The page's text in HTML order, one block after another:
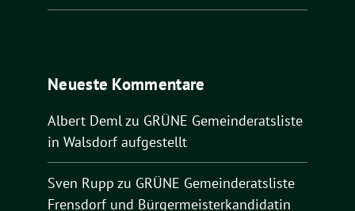
Neueste Kommentare
Albert Demlzu GRÜNE Gemeinderatsliste
in Walsdorf aufgestellt
Sven Rupp zu GRÜNE Gemeinderatsliste
Frensdorf und Bürgermeisterkandidatin